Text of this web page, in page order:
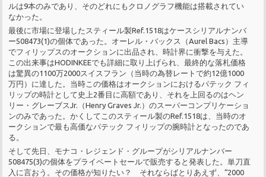
ルは9本のみであり、そのどれにもクロノグラフ機能は搭載されてい
なかった。
最後に市場に登場したスティール製Ref.1518はケースシリアルナンバ
ー508473(1)の個体であった。オーレル・バックス（Aurel Bacs）主導
でフィリップスのオークションに出品され、時計界に衝撃を与えた。
この出来事はHODINKEEでも詳細に取り上げられ、最終的な落札価格
は驚異の1100万2000スイスフラン（当時の為替レートで約12億1000
万円）に達した。当時この価格はオークションにおけるパテック フィ
リップの時計として史上2番目に高額であり、それを上回るのはヘン
リー・グレーブスJr.（Henry Graves Jr.）のスーパーコンプリケーショ
ンのみであった。かくしてこのスティール製のRef.1518は、当時のオ
ークションで最も高価なパテック フィリップの腕時計となったのであ
る。
そして先日、モナコ・レジェンド・グループがシリアルナンバー
508475(3)の個体をプライベートセールで販売すると発表した。単刀直
入に言おう。その価格が知りたい？ それならばとりあえず、“2000